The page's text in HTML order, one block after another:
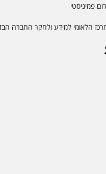
פמיניסטי
הלאומי למידע ולחקר החברה